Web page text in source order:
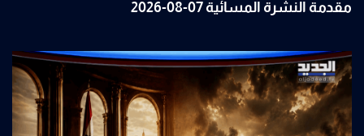
مقدمة النشرة المسائية 07-08-2026